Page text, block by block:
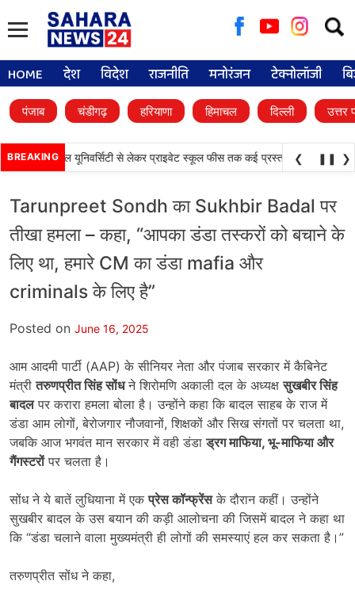
for:
HOME देश विदेश राजनीति मनोरंजन टेक्नोलॉजी
पंजाब चंडीगढ़ हरियाणा हिमाचल दिल्ली उत्तर
BREAKING
डिजिटल यूनिवर्सिटी से लेकर प्राइवेट स्कूल फीस तक कई प्रस्तावों को मंजूरी •
❮ ❚❚ ❯
Tarunpreet Sondh का Sukhbir Badal पर
तीखा हमला – कहा, “आपका डंडा तस्करों को बचाने के
लिए था, हमारे CM का डंडा mafia और
criminals के लिए है”
Posted on June 16, 2025
आम आदमी पार्टी (AAP) के सीनियर नेता और पंजाब सरकार में कैबिनेट
मंत्रीतरुणप्रीत सिंह सोंधने शिरोमणि अकाली दल के अध्यक्षसुखबीर सिंह
बादलपर करारा हमला बोला है। उन्होंने कहा कि बादल साहब के राज में
डंडा आम लोगों, बेरोजगार नौजवानों, शिक्षकों और सिख संगतों पर चलता था,
जबकि आज भगवंत मान सरकार में वही डंडाड्रग माफिया, भू-माफिया और
गैंगस्टरोंपर चलता है।
सोंध ने ये बातें लुधियाना में एकप्रेस कॉन्फ्रेंसके दौरान कहीं। उन्होंने
सुखबीर बादल के उस बयान की कड़ी आलोचना की जिसमें बादल ने कहा था
कि “डंडा चलाने वाला मुख्यमंत्री ही लोगों की समस्याएं हल कर सकता है।”
तरुणप्रीत सोंध ने कहा,